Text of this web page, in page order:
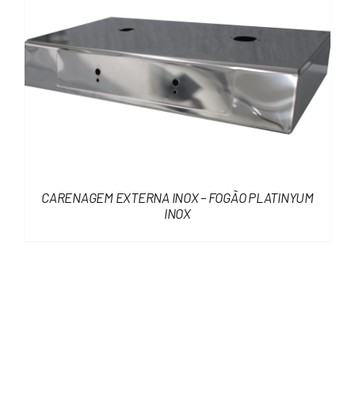
CARENAGEM EXTERNA INOX – FOGÃO PLATINYUM
INOX